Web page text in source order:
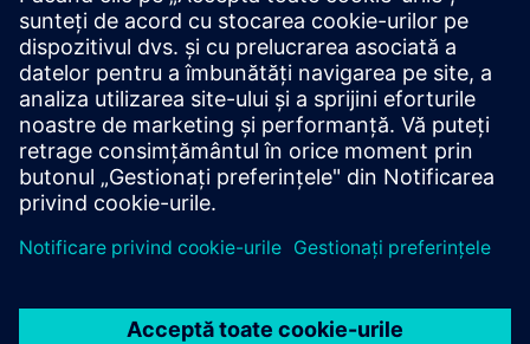
The Planar Motor System transforms next-gen production
with unmatched flexibility, scalability, and modularity.
Three components power full 6-DOF freedom: levitating
XBots (movers), Flyways (stators), and the PMC,
integrated with ...
Aflați mai multe